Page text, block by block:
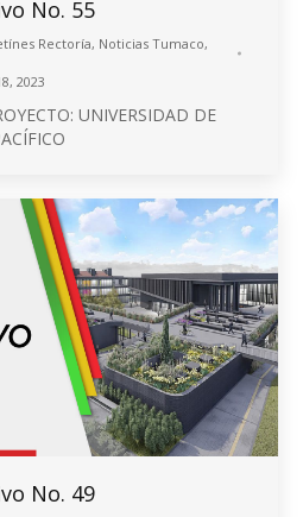
No. 55
Rectoría, Noticias Tumaco,
2023
UNIVERSIDAD DE
No. 49